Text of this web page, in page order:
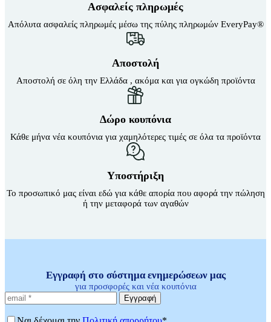
Ασφαλείς πληρωμές
Απόλυτα ασφαλείς πληρωμές μέσω της πύλης πληρωμών EveryPay®
Αποστολή
Αποστολή σε όλη την Ελλάδα , ακόμα και για ογκώδη προϊόντα
Δώρο κουπόνια
Κάθε μήνα νέα κουπόνια για χαμηλότερες τιμές σε όλα τα προϊόντα
Υποστήριξη
Το προσωπικό μας είναι εδώ για κάθε απορία που αφορά την πώληση
ή την μεταφορά των αγαθών
Εγγραφή στο σύστημα ενημερώσεων μας
για προσφορές και νέα κουπόνια
Εγγραφή